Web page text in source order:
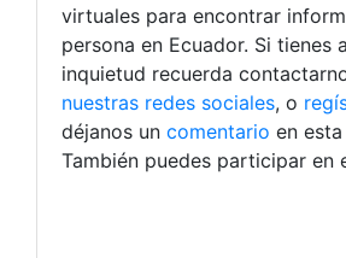
virtuales para encontrar
persona en Ecuador. Si tienes
inquietud recuerda
nuestras redes sociales, o
déjanos un comentario en
También puedes participar en